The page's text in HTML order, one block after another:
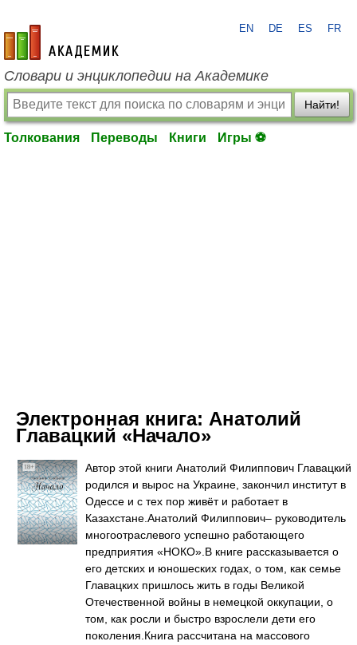
academic.ru
EN DE ES FR
Словари и энциклопедии на Академике
Найти!
Толкования Переводы Книги Игры ⚽
Электронная книга: Анатолий
Главацкий «Начало»
Автор этой книги Анатолий Филиппович Главацкий
родился и вырос на Украине, закончил институт в
Одессе и с тех пор живёт и работает в
Казахстане.Анатолий Филиппович– руководитель
многоотраслевого успешно работающего
предприятия «НОКО».В книге рассказывается о
его детских и юношеских годах, о том, как семье
Главацких пришлось жить в годы Великой
Отечественной войны в немецкой оккупации, о
том, как росли и быстро взрослели дети его
поколения.Книга рассчитана на массового